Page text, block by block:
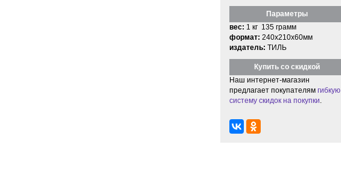
Параметры
вес: 1 кг 135 грамм
формат: 240x210x60мм
издатель: ТИЛЬ
Купить со скидкой
Наш интернет-магазин
предлагает покупателям гибкую
систему скидок на покупки